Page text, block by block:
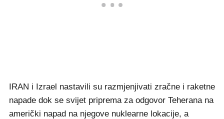
IRAN i Izrael nastavili su razmjenjivati zračne i raketne
napade dok se svijet priprema za odgovor Teherana na
američki napad na njegove nuklearne lokacije, a